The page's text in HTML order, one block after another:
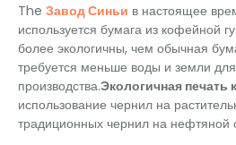
The Завод Синьи в настоящее
используется бумага из кофейной
более экологичны, чем обычная
требуется меньше воды и земли для
производства.Экологичная печать
использование чернил на
традиционных чернил на нефтяной